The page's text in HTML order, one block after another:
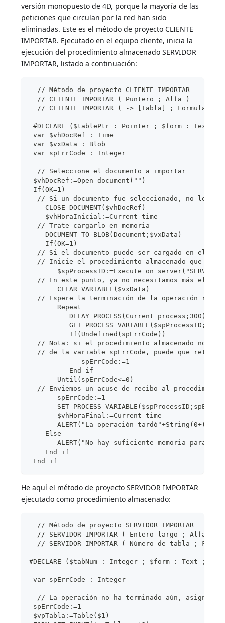
versión monopuesto de 4D, porque la mayoría de las
peticiones que circulan por la red han sido
eliminadas. Este es el método de proyecto CLIENTE
IMPORTAR. Ejecutado en el equipo cliente, inicia la
ejecución del procedimiento almacenado SERVIDOR
IMPORTAR, listado a continuación:
// Método de proyecto CLIENTE IMPORTAR
// CLIENTE IMPORTAR ( Puntero ; Alfa )
// CLIENTE IMPORTAR ( -> [Tabla] ; Formulario
#DECLARE ($tablePtr : Pointer ; $form : Text)
var $vhDocRef : Time
var $vxData : Blob
var spErrCode : Integer
// Seleccione el documento a importar
$vhDocRef:=Open document("")
If(OK=1)
// Si un documento fue seleccionado, no lo
CLOSE DOCUMENT($vhDocRef)
$vhHoraInicial:=Current time
// Trate cargarlo en memoria
DOCUMENT TO BLOB(Document;$vxData)
If(OK=1)
// Si el documento puede ser cargado en el
// Inicie el procedimiento almacenado que
$spProcessID:=Execute on server("SERVIDOR
// En este punto, ya no necesitamos más el
CLEAR VARIABLE($vxData)
// Espere la terminación de la operación
Repeat
DELAY PROCESS(Current process;300)
GET PROCESS
If(Undefined(spErrCode))
// Nota: si el procedimiento almacenado no
// de la variable spErrCode, puede que
spErrCode:=1
End if
Until(spErrCode<=0)
// Enviemos un acuse de recibo al procedimiento
spErrCode:=1
SET PROCESS
$vhHoraFinal:=Current time
ALERT("La operación
Else
ALERT("No hay suficiente memoria para
End if
End if
He aquí el método de proyecto SERVIDOR IMPORTAR
ejecutado como procedimiento almacenado:
// Método de proyecto SERVIDOR IMPORTAR
// SERVIDOR IMPORTAR ( Entero largo ; Alfa ;
// SERVIDOR IMPORTAR ( Número de tabla ;
#DECLARE ($tabNum : Integer ; $form : Text ;
var spErrCode : Integer
// La operación no ha terminado aún, asignemos
spErrCode:=1
$vpTabla:=Table($1)